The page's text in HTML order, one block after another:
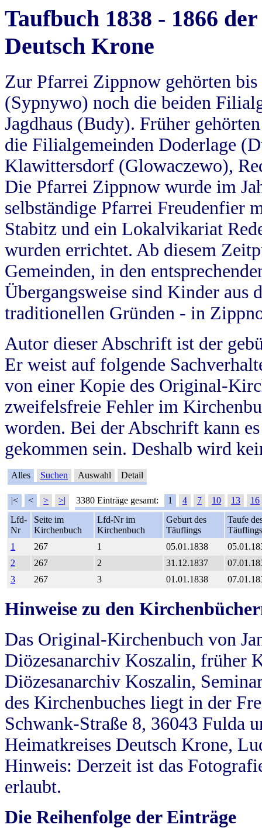
Taufbuch 1838 - 1866
Deutsch Krone
Zur Pfarrei Zippnow gehörten
(Sypnywo) noch die beiden
Jagdhaus (Budy). Früher
die Filialgemeinden Doderlage
Klawittersdorf (Glowaczewo),
Die Pfarrei Zippnow wurde im
selbständige Pfarrei Freudenfier
Stabitz und ein Lokalvikariat
wurden errichtet. Ab diesem
Gemeinden, in den
Übergangsweise sind Kinder aus
traditionellen Gründen - in
Autor dieser Abschrift ist der
Er weist auf folgende
von einer Kopie des Original-
zweifelsfreie Fehler im
worden. Bei der Abschrift kann
gekommen sein. Deshalb wird
Alles Suchen Auswahl Detail
|< < > >| 3380 Einträge gesamt: 1 4 7 10 13
16
Lfd-
Nr
Seite im
Kirchenbuch
Lfd-Nr im
Kirchenbuch
Geburt des
Täuflings
Taufe
Täuflings
1
267 1 05.01.1838
2
267 2 31.12.1837
3
267 3 01.01.1838
Hinweise zu den
Das Original-Kirchenbuch von
Diözesanarchiv Koszalin, früher
Diözesanarchiv Koszalin,
des Kirchenbuches liegt in der
Schwank-Straße 8, 36043 Fulda
Heimatkreises Deutsch Krone,
Hinweis: Derzeit ist das
erlaubt.
Die Reihenfolge der Einträge